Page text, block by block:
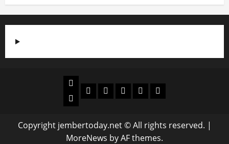
Beranda
News
PolitikOtomotifEkonomiSosialtentang
today
Copyright jembertoday.net © All rights reserved. |
MoreNews by AF themes.